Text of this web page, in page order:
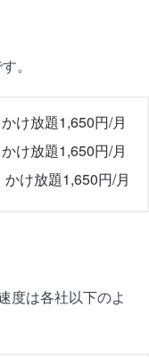
。
け放題1,650円/月
け放題1,650円/月
け放題1,650円/月
度は各社以下のよ